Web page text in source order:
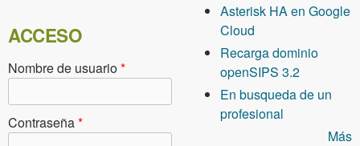
ACCESO
Nombre de usuario*
Contraseña*
Asterisk HA en Google
Cloud
Recarga dominio
openSIPS 3.2
En busqueda de un
profesional
Más